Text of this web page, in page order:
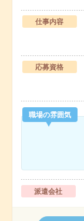
仕事内容
応募資格
職場の雰囲気
派遣会社